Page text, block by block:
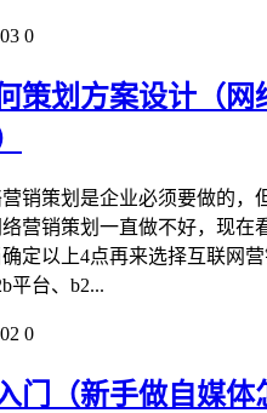
0
策划方案设计（网
销策划是企业必须要做的，
营销策划一直做不好，现在
定以上4点再来选择互联网
平台、b2...
0
门（新手做自媒体